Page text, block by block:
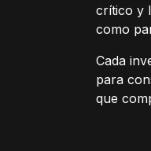
crítico y
como
Cada
para
que